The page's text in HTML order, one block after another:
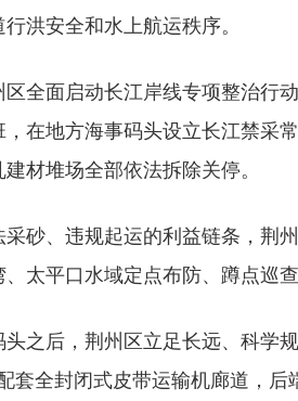
洪安全和水上航运秩序。
区全面启动长江岸线专项整治行
在地方海事码头设立长江禁采
材堆场全部依法拆除关停。
采砂、违规起运的利益链条，荆
太平口水域定点布防、蹲点巡
之后，荆州区立足长远、科学
套全封闭式皮带运输机廊道，